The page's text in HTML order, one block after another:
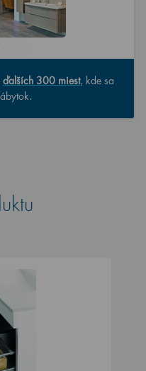
ďalších 300 miest, kde sa